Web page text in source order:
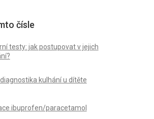
čísle
testy: jak postupovat v jejich
kulhání u dítěte
ibuprofen/paracetamol